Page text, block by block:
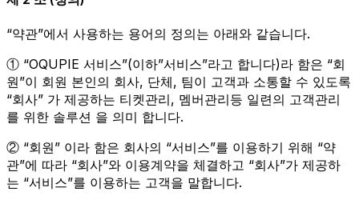
“약관”에서 사용하는 용어의 정의는 아래와 같습니다.
① “OQUPIE 서비스”(이하”서비스”라고 합니다)라 함은 “회
원”이 회원 본인의 회사, 단체, 팀이 고객과 소통할 수 있도록
“회사” 가 제공하는 티켓관리, 멤버관리등 일련의 고객관리
를 위한 솔루션 을 의미 합니다.
② “회원” 이라 함은 회사의 “서비스”를 이용하기 위해 “약
관”에 따라 “회사”와 이용계약을 체결하고 “회사”가 제공하
는 “서비스”를 이용하는 고객을 말합니다.